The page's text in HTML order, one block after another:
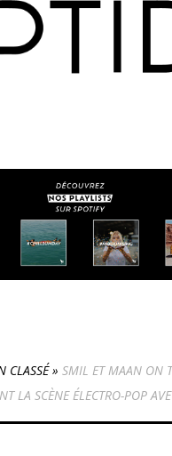
CLASSÉ» SMIL ET MAAN ON
LA SCÈNE ÉLECTRO-POP